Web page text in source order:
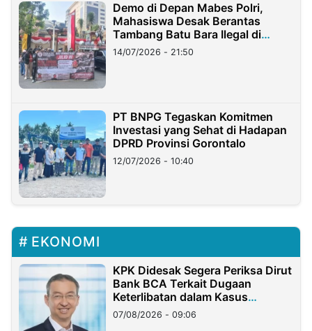
Demo di Depan Mabes Polri,
Mahasiswa Desak Berantas
Tambang Batu Bara Ilegal di
Lampung
14/07/2026 - 21:50
PT BNPG Tegaskan Komitmen
Investasi yang Sehat di Hadapan
DPRD Provinsi Gorontalo
12/07/2026 - 10:40
EKONOMI
KPK Didesak Segera Periksa Dirut
Bank BCA Terkait Dugaan
Keterlibatan dalam Kasus
Hilangnya Dana Nasabah Rp2,58
Miliar
07/08/2026 - 09:06